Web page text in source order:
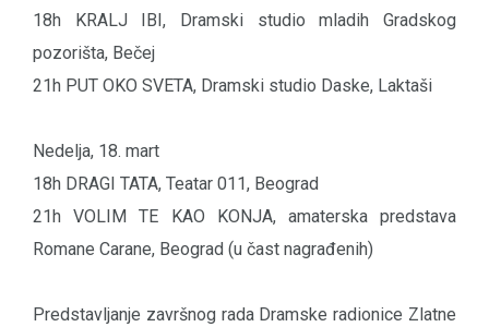
18h KRALJ IBI, Dramski studio mladih Gradskog
pozorišta, Bečej
21h PUT OKO SVETA, Dramski studio Daske, Laktaši
Nedelja, 18. mart
18h DRAGI TATA, Teatar 011, Beograd
21h VOLIM TE KAO KONJA, amaterska predstava
Romane Carane, Beograd (u čast nagrađenih)
Predstavljanje završnog rada Dramske radionice Zlatne